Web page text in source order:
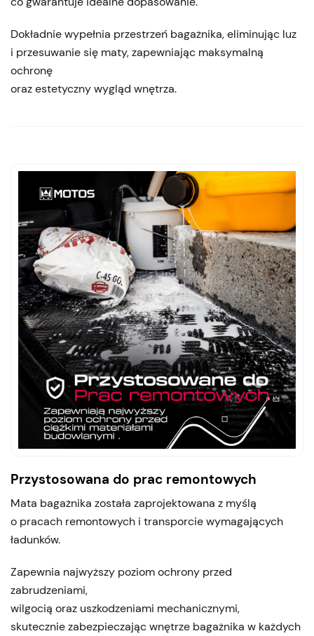
Dokładnie wypełnia przestrzeń bagażnika, eliminując luz
i przesuwanie się maty, zapewniając maksymalną
ochronę
oraz estetyczny wygląd wnętrza.
Przystosowana do prac remontowych
Mata bagażnika została zaprojektowana z myślą
o pracach remontowych i transporcie wymagających
ładunków.
Zapewnia najwyższy poziom ochrony przed
zabrudzeniami,
wilgocią oraz uszkodzeniami mechanicznymi,
skutecznie zabezpieczając wnętrze bagażnika w każdych